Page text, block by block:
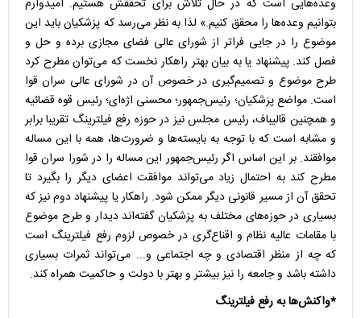
بتوانیم وعده‌ها را محقق کنیم.» لذا به نظر می‌رسد که پزشکیان باید این
موضوع را در جایی فراتر از شورای عالی فضای مجازی برده و حل و
فصل کند. پیشنهاد یا به بیان بهتر راهکار نخست که می‌توان مطرح کرد
طرح موضوع و تصمیم‌گیری در خصوص آن در شورای عالی سران قوا
است. مواضع پزشکیان؛ رئیس‌جمهور؛ محسنی اژه‌ای؛ رئیس قوه قضائیه
و همچنین قالیباف، رئیس مجلس نیز در حوزه رفع فیلترینگ تقریبا برابر
و مشابه است که با توجه به بایسته‌ها و ضرورت‌ها، همه با این مساله
موافقند. بر این اساس اگر رئیس‌جمهور این مساله را در شورا سران قوا
مطرح کند به احتمال زیاد می‌تواند موافقت اعضای دیگر را بگیرد تا
تحقق آن از مسیر قانونی دیگر ممکن شود. راهکار یا پیشنهاد دوم نیز که
بسیاری در حوزه‌های مختلف به پزشکیان گفته‌اند دیدار و طرح موضوع
با مقامات عالیه نظام و اقناع‌گری در خصوص لزوم رفع فیلترینگ است
که چه از منظر اقتصادی و چه اجتماعی و... می‌تواند ثمرات بسیاری
داشته باشد و جامعه را نیز بیشتر و بهتر با دولت و حاکمیت همراه کند.
*واکنش‌‌ها به رفع فیلترینگ